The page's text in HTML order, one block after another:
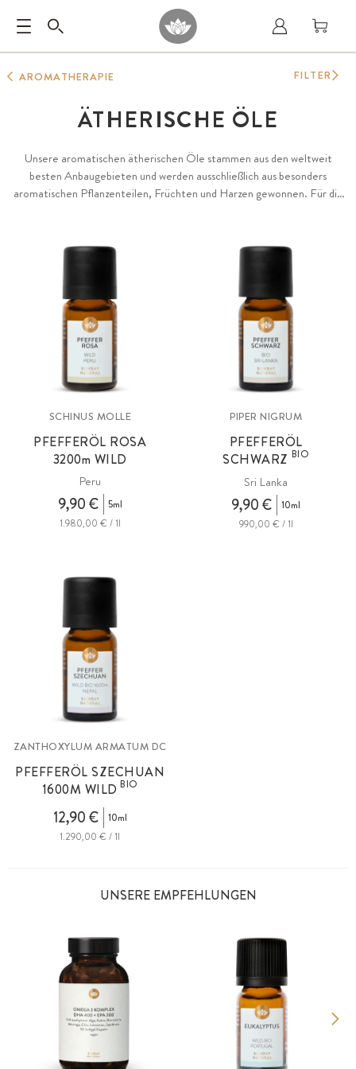
AROMATHERAPIE
ÄTHERISCHE ÖLE
Unsere aromatischen ätherischen Öle stammen aus den weltweit
besten Anbaugebieten und werden ausschließlich aus besonders
aromatischen Pflanzenteilen, Früchten und Harzen gewonnen. Für die
Wildsammlung sowie die langjährige Erfahrung der Farmer und
Destillateure. Das Zusammenspiel dieser Faktoren bildet die Grundlage
für unsere besonders aromatischen ätherischen Öle, 100 % natürlich
und rein sowie garantiert frei von Konservierungs- oder Zusatzstoffen.
SCHINUS MOLLE
PFEFFERÖL ROSA
3200m WILD
Peru
9,90 €
5ml
1.980,00 € / 1l
PIPER NIGRUM
PFEFFERÖL
SCHWARZBIO
Sri Lanka
9,90 €
10ml
990,00 € / 1l
ZANTHOXYLUM ARMATUM DC
PFEFFERÖL SZECHUAN
1600M WILDBIO
12,90 €
10ml
1.290,00 € / 1l
UNSERE EMPFEHLUNGEN
FILTER